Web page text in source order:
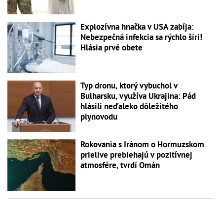
Explozívna hnačka v USA zabíja:
Nebezpečná infekcia sa rýchlo šíri!
Hlásia prvé obete
Typ dronu, ktorý vybuchol v
Bulharsku, využíva Ukrajina: Pád
hlásili neďaleko dôležitého
plynovodu
Rokovania s Iránom o Hormuzskom
prielive prebiehajú v pozitívnej
atmosfére, tvrdí Omán